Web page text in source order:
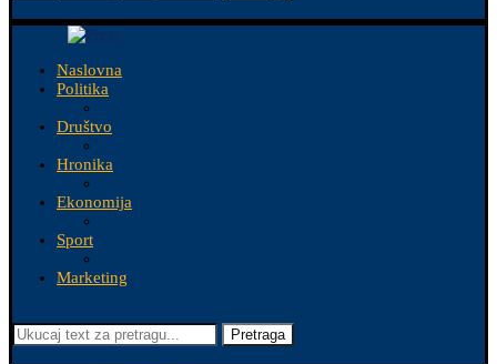
Naslovna
Politika
Društvo
Hronika
Ekonomija
Sport
Marketing
Pretraga